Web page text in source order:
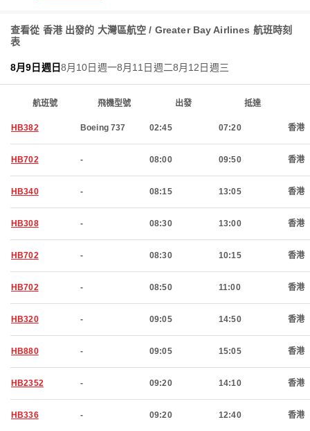
查看從 香港 出發的 大灣區航空 / Greater Bay Airlines 航班時刻
表
8月9日週日8月10日週一8月11日週二8月12日週三
航班號 飛機型號 出發 抵達
HB382 Boeing 737 02:45 07:20 香港
HB702 - 08:00 09:50 香港
HB340 - 08:15 13:05 香港
HB308 - 08:30 13:00 香港
HB702 - 08:30 10:15 香港
HB702 - 08:50 11:00 香港
HB320 - 09:05 14:50 香港
HB880 - 09:05 15:05 香港
HB2352 - 09:20 14:10 香港
HB336 - 09:20 12:40 香港